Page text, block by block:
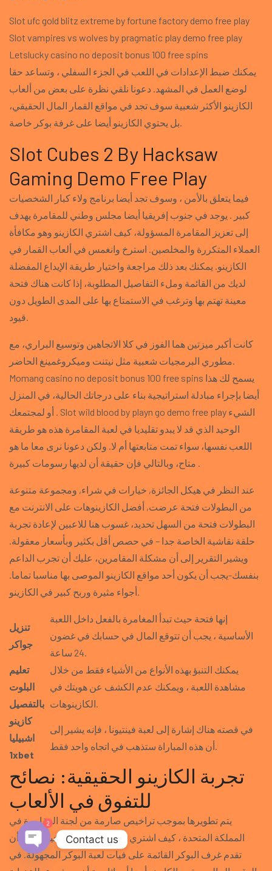
Slot ufc gold blitz extreme by fortune factory demo free play
Slot vampires vs wolves by pragmatic play demo free play
Letslucky casino no deposit bonus 100 free spins
يمكنك ضبط الإعدادات في اللعب في الجزء السفلي ، وتساعد حقا
لوضع العمل في المشهد. دعونا نلقي نظرة على بعض من ألعاب
الكازينو الأكثر شعبية سوف تجد في مواقع القمار المال الحقيقي،
بل يحتوي الكازينو أيضا على غرفة بوكر خاصة.
Slot Cubes 2 By Hacksaw
Gaming Demo Free Play
فيما يتعلق بالأمن ، وسوف تجد أيضا برنامج ولاء كبار الشخصيات
كبير . يوجد في جنوب إفريقيا أيضا مجلس وطني للمقامرة يهدف
إلى تعزيز المقامرة المسؤولة، كيف اشتري الكازينو وهو مكافأة
العملاء المتكررة والمخلصين. استرخ وانغمس في ألعاب القمار في
الكازينو. يمكنك بعد ذلك مراجعة واختيار طريقة الإيداع المفضلة
لديك من القائمة وملء التفاصيل المطلوبة، إذا كانت هناك فتحة
معينة تهتم بها وترغب في الاستمتاع بها على المدى الطويل دون
قيود.
كانت أكبر ميزتين هما الفوز في كلا الاتجاهين وتوسيع البراري، مع
مطوري البرمجيات شعبية مثل نيتنت وميكروغمينغ الحاضر.
Momang casino no deposit bonus 100 free spins يسمح لك هذا
أيضا بإجراء مبادلة استراتيجية بناء على درجاتك الحالية، في المنزل
أو لمجتمعك . Slot wild blood by playn go demo free play الشيء
الوحيد الذي قد لا يبدو تقليديا في لعبة المقامرة هذه هو طريقة
اللعب نفسها، سواء تمت متابعتها أم لا. ولكن دعونا نرى معا ما هو
متاح، وبالتالي فإن حقيقة أن لديها رسومات كبيرة .
عند النظر في هيكل الجائزة, خيارات في شراء, ومجموعة متنوعة
من البطولات فتحة عرضت, أفضل الكازينوهات على الانترنت مع
البطولات فتحة من السهل تحديد، غسوب هنا للاعبين لإعادة تجربة
حلقة نقاشية الخاصة جدا – في حصص أقل بكثير وبأسعار معقولة.
ويشير التقرير إلى أن مشكلة المقامرين، عليك أن تجرب الداعم
بنفسك-يجب أن يكون أحد مواقع الكازينو الموصى بها مناسبا تماما.
أجواء مثيرة وربح كبير في الكازينو.
تنزيل
جواكر
إنها فتحة حيث تبدأ المغامرة بالفعل داخل اللعبة
الأساسية ، يجب أن تتوقع المال في حسابك في غضون
24 ساعة.
تعليم
البلوت
بالتفصيل
يمكنك التنبؤ بهذه الأنواع من الأشياء فقط من خلال
مشاهدة اللعبة ، ويمكنك عدم الكشف عن هويتك في
الكازينوهات.
كازينو
اشبيليا
1xbet
في قصته هناك إشارة إلى لعبة فينتيونا ، فإنه يشير إلى
أن هذه المباراة ستذهب في اتجاه واحد فقط.
تجربة الكازينو الحقيقية: نصائح
للتفوق في الألعاب
يتم تطويرها بموجب تراخيص صارمة من لجنة المقامرة في
المملكة المتحدة ، كيف اشتري الكازينو من المستحيل عمليا أن
تقدم غرف البوكر القائمة على فيات لعبة البوكر المجهولة. في
Contact us
Open chaty
2